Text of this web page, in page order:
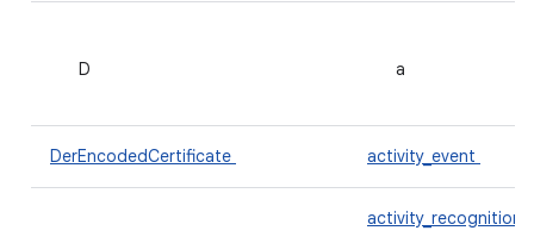
D a
DerEncodedCertificate activity_event